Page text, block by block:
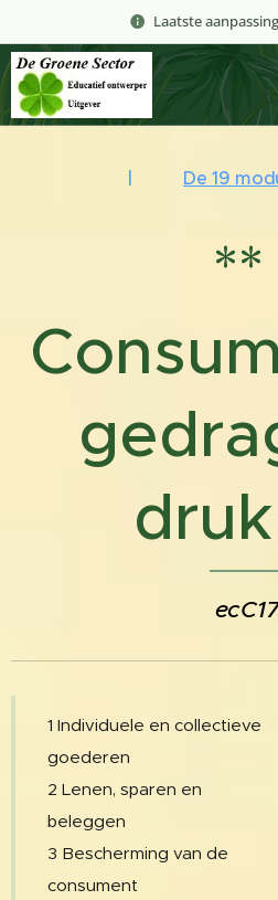
Laatste
De 19
**
1 Individuele en collectieve
goederen
2 Lenen, sparen en
beleggen
3 Bescherming van de
consument